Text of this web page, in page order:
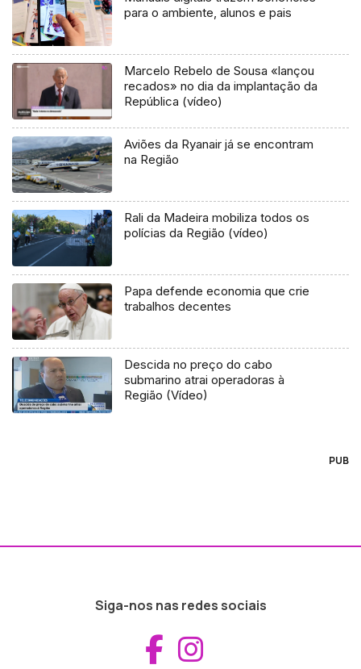
para o ambiente, alunos e pais
Marcelo Rebelo de Sousa «lançou
recados» no dia da implantação da
República (vídeo)
Aviões da Ryanair já se encontram
na Região
Rali da Madeira mobiliza todos os
polícias da Região (vídeo)
Papa defende economia que crie
trabalhos decentes
Descida no preço do cabo
submarino atrai operadoras à
Região (Vídeo)
PUB
Siga-nos nas redes sociais
Aceder ao